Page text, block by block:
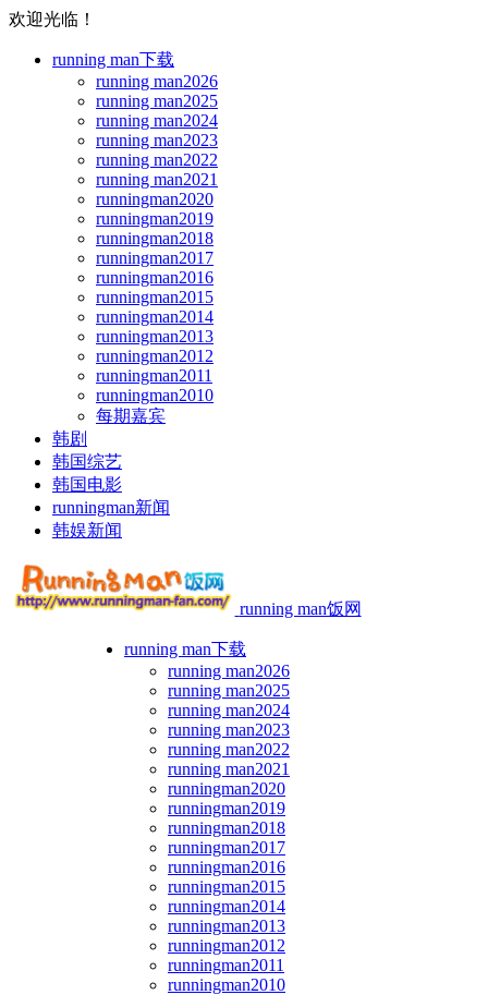
欢迎光临！
running man下载
running man2026
running man2025
running man2024
running man2023
running man2022
running man2021
runningman2020
runningman2019
runningman2018
runningman2017
runningman2016
runningman2015
runningman2014
runningman2013
runningman2012
runningman2011
runningman2010
每期嘉宾
韩剧
韩国综艺
韩国电影
runningman新闻
韩娱新闻
running man饭网
running man下载
running man2026
running man2025
running man2024
running man2023
running man2022
running man2021
runningman2020
runningman2019
runningman2018
runningman2017
runningman2016
runningman2015
runningman2014
runningman2013
runningman2012
runningman2011
runningman2010